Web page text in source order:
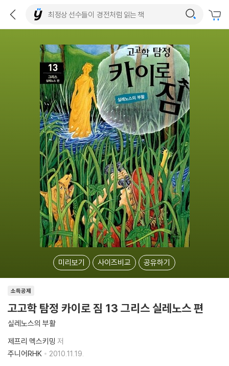
미리보기 사이즈비교 공유하기
소득공제
고고학 탐정 카이로 짐 13 그리스 실레노스 편
실레노스의 부활
제프리 멕스키밍 저
주니어RHK
2010.11.19.